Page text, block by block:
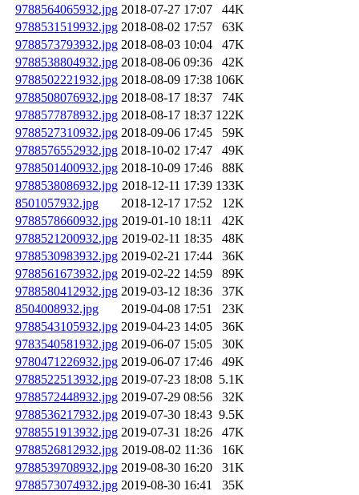
9788564065932.jpg 2018-07-27 17:07
44K
9788531519932.jpg 2018-08-02 17:57
63K
9788573793932.jpg 2018-08-03 10:04
47K
9788538804932.jpg 2018-08-06 09:36
42K
9788502221932.jpg 2018-08-09 17:38 106K
9788508076932.jpg 2018-08-17 18:37
74K
9788577878932.jpg 2018-08-17 18:37 122K
9788527310932.jpg 2018-09-06 17:45
59K
9788576552932.jpg 2018-10-02 17:47
49K
9788501400932.jpg 2018-10-09 17:46
88K
9788538086932.jpg 2018-12-11 17:39 133K
8501057932.jpg
2018-12-17 17:52
12K
9788578660932.jpg 2019-01-10 18:11
42K
9788521200932.jpg 2019-02-11 18:35
48K
9788530983932.jpg 2019-02-21 17:44
36K
9788561673932.jpg 2019-02-22 14:59
89K
9788580412932.jpg 2019-03-12 18:36
37K
8504008932.jpg
2019-04-08 17:51
23K
9788543105932.jpg 2019-04-23 14:05
36K
9783540581932.jpg 2019-06-07 15:05
30K
9780471226932.jpg 2019-06-07 17:46
49K
9788522513932.jpg 2019-07-23 18:08 5.1K
9788572448932.jpg 2019-07-29 08:56
32K
9788536217932.jpg 2019-07-30 18:43 9.5K
9788551913932.jpg 2019-07-31 18:26
47K
9788526812932.jpg 2019-08-02 11:36
16K
9788539708932.jpg 2019-08-30 16:20
31K
9788573074932.jpg 2019-08-30 16:41
35K